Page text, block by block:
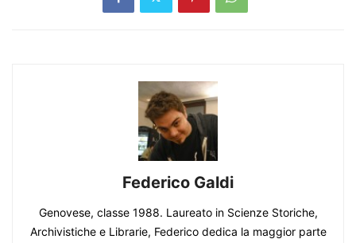
Federico Galdi
Genovese, classe 1988. Laureato in Scienze Storiche,
Archivistiche e Librarie, Federico dedica la maggior parte